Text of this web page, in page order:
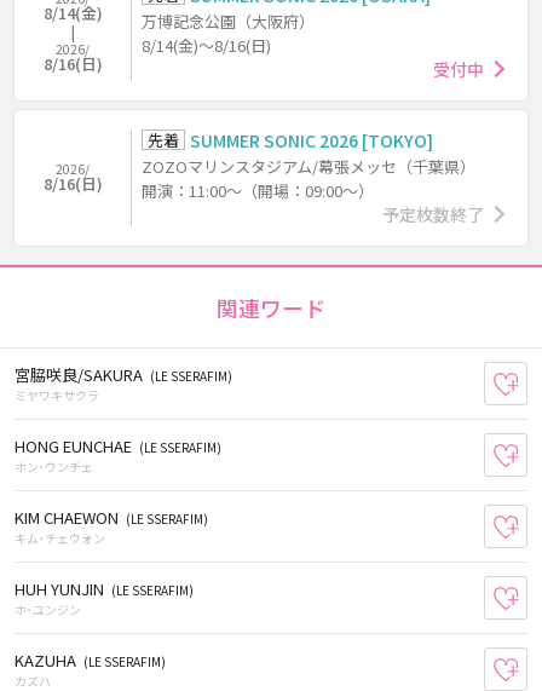
8/14(金)
2026/
8/16(日)
万博記念公園（大阪府）
8/14(金)～8/16(日)
受付中
2026/
8/16(日)
先着 SUMMER SONIC 2026 [TOKYO]
ZOZOマリンスタジアム/幕張メッセ（千葉県）
開演：11:00～（開場：09:00～）
予定枚数終了
関連ワード
宮脇咲良/SAKURA (LE SSERAFIM)
ミヤワキサクラ
HONG EUNCHAE (LE SSERAFIM)
ホン･ウンチェ
KIM CHAEWON (LE SSERAFIM)
キム･チェウォン
HUH YUNJIN (LE SSERAFIM)
ホ･ユンジン
KAZUHA (LE SSERAFIM)
カズハ